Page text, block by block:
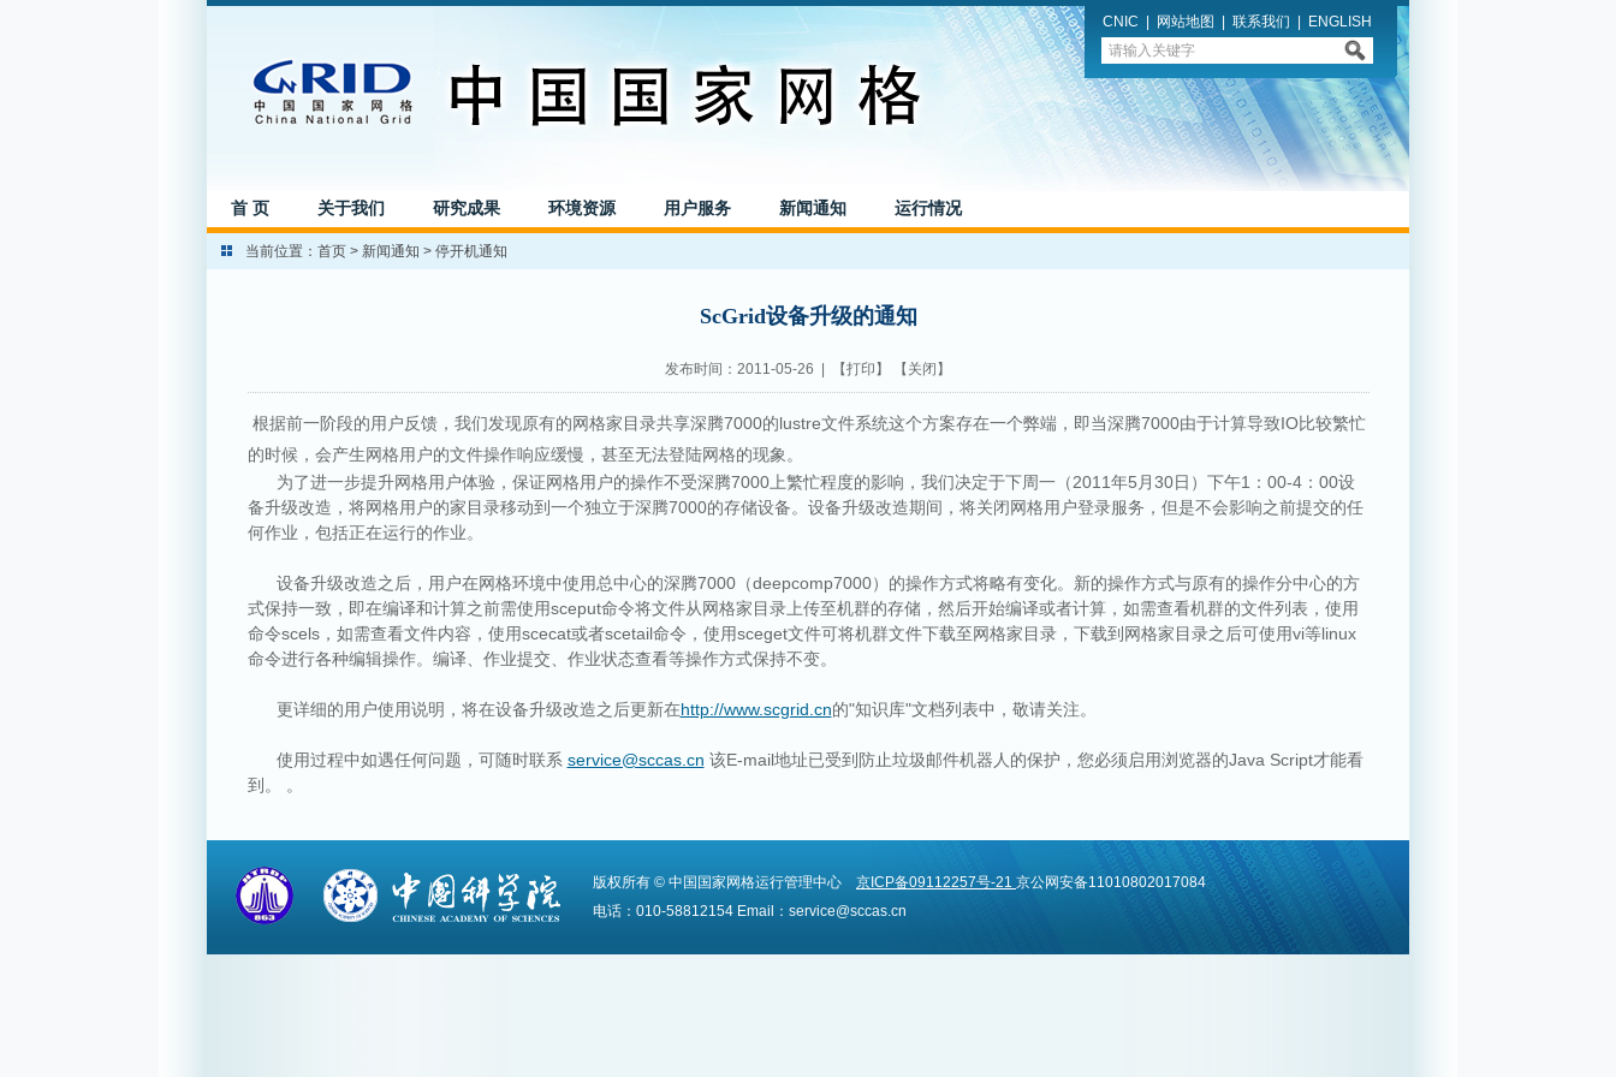
CNIC 网站地图 联系我们 ENGLISH
首 页 关于我们 研究成果 环境资源 用户服务 新闻通知 运行情况
当前位置： 首页 > 新闻通知 > 停开机通知
ScGrid设备升级的通知
发布时间：2011-05-26 | 【打印 】 【 关闭 】
根据前一阶段的用户反馈，我们发现原有的网格家目录共享深腾7000的lustre文件系统这个方案存在一个弊端，即当深腾7000由于计算导致IO比较繁忙
的时候，会产生网格用户的文件操作响应缓慢，甚至无法登陆网格的现象。
为了进一步提升网格用户体验，保证网格用户的操作不受深腾7000上繁忙程度的影响，我们决定于下周一（2011年5月30日）下午1：00-4：00设
备升级改造，将网格用户的家目录移动到一个独立于深腾7000的存储设备。设备升级改造期间，将关闭网格用户登录服务，但是不会影响之前提交的任
何作业，包括正在运行的作业。
设备升级改造之后，用户在网格环境中使用总中心的深腾7000（deepcomp7000）的操作方式将略有变化。新的操作方式与原有的操作分中心的方
式保持一致，即在编译和计算之前需使用sceput命令将文件从网格家目录上传至机群的存储，然后开始编译或者计算，如需查看机群的文件列表，使用
命令scels，如需查看文件内容，使用scecat或者scetail命令，使用sceget文件可将机群文件下载至网格家目录，下载到网格家目录之后可使用vi等linux
命令进行各种编辑操作。编译、作业提交、作业状态查看等操作方式保持不变。
更详细的用户使用说明，将在设备升级改造之后更新在http://www.scgrid.cn的"知识库"文档列表中，敬请关注。
使用过程中如遇任何问题，可随时联系 service@sccas.cn 该E-mail地址已受到防止垃圾邮件机器人的保护，您必须启用浏览器的Java Script才能看
到。
。
版权所有 © 中国国家网格运行管理中心 京ICP备09112257号-21 京公网安备11010802017084
电话：010-58812154 Email：service@sccas.cn